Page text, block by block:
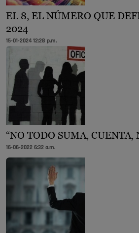
EL 8, EL NÚMERO QUE
2024
15-01-2024 12:28 p.m.
“NO TODO SUMA, CUENTA,
16-06-2022 6:32 a.m.